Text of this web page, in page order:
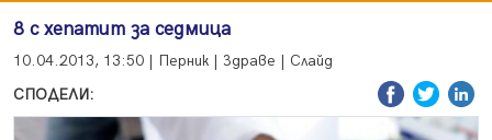
8 с хепатит за седмица
10.04.2013, 13:50 | Перник | Здраве | Слайд
СПОДЕЛИ: